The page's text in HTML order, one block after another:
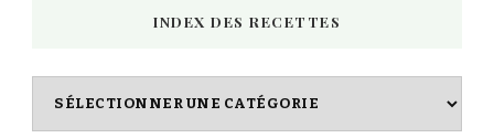
INDEX DES RECETTES
Index